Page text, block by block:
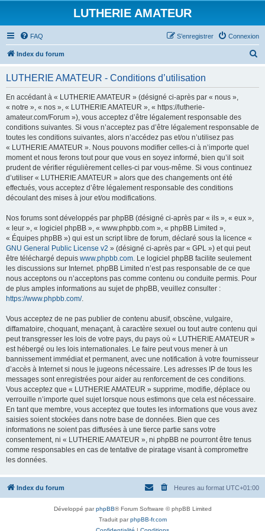
LUTHERIE AMATEUR
FAQ Connexion
S’enregistrer
Index du forum
LUTHERIE AMATEUR - Conditions d’utilisation
En accédant à « LUTHERIE AMATEUR » (désigné ci-après par « nous »,
« notre », « nos », « LUTHERIE AMATEUR », « https://lutherie-
amateur.com/Forum »), vous acceptez d’être légalement responsable des
conditions suivantes. Si vous n’acceptez pas d’être légalement responsable de
toutes les conditions suivantes, alors n’accédez pas et/ou n’utilisez pas
« LUTHERIE AMATEUR ». Nous pouvons modifier celles-ci à n’importe quel
moment et nous ferons tout pour que vous en soyez informé, bien qu’il soit
prudent de vérifier régulièrement celles-ci par vous-même. Si vous continuez
d’utiliser « LUTHERIE AMATEUR » alors que des changements ont été
effectués, vous acceptez d’être légalement responsable des conditions
découlant des mises à jour et/ou modifications.
Nos forums sont développés par phpBB (désigné ci-après par « ils », « eux »,
« leur », « logiciel phpBB », « www.phpbb.com », « phpBB Limited »,
« Équipes phpBB ») qui est un script libre de forum, déclaré sous la licence «
GNU General Public License v2 » (désigné ci-après par « GPL ») et qui peut
être téléchargé depuis www.phpbb.com. Le logiciel phpBB facilite seulement
les discussions sur Internet. phpBB Limited n’est pas responsable de ce que
nous acceptons ou n’acceptons pas comme contenu ou conduite permis. Pour
de plus amples informations au sujet de phpBB, veuillez consulter :
https://www.phpbb.com/.
Vous acceptez de ne pas publier de contenu abusif, obscène, vulgaire,
diffamatoire, choquant, menaçant, à caractère sexuel ou tout autre contenu qui
peut transgresser les lois de votre pays, du pays où « LUTHERIE AMATEUR »
est hébergé ou les lois internationales. Le faire peut vous mener à un
bannissement immédiat et permanent, avec une notification à votre fournisseur
d’accès à Internet si nous le jugeons nécessaire. Les adresses IP de tous les
messages sont enregistrées pour aider au renforcement de ces conditions.
Vous acceptez que « LUTHERIE AMATEUR » supprime, modifie, déplace ou
verrouille n’importe quel sujet lorsque nous estimons que cela est nécessaire.
En tant que membre, vous acceptez que toutes les informations que vous avez
saisies soient stockées dans notre base de données. Bien que ces
informations ne soient pas diffusées à une tierce partie sans votre
consentement, ni « LUTHERIE AMATEUR », ni phpBB ne pourront être tenus
comme responsables en cas de tentative de piratage visant à compromettre
les données.
Index du forum Heures au format UTC+01:00
Développé parphpBB® Forum Software © phpBB Limited
Traduit parphpBB-fr.com